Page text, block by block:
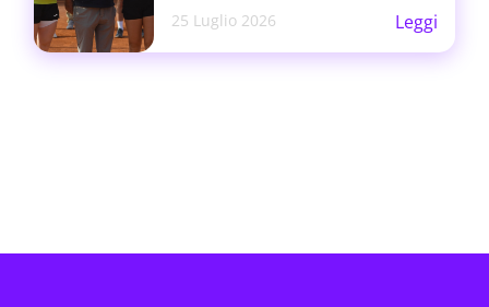
25 Luglio 2026
Leggi